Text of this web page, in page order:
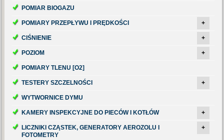
POMIAR BIOGAZU
POMIARY PRZEPŁYWU I PRĘDKOŚCI +
CIŚNIENIE +
POZIOM +
POMIARY TLENU [O2]
TESTERY SZCZELNOŚCI +
WYTWORNICE DYMU
KAMERY INSPEKCYJNE DO PIECÓW I KOTŁÓW +
LICZNIKI CZĄSTEK, GENERATORY AEROZOLU I
FOTOMETRY
+